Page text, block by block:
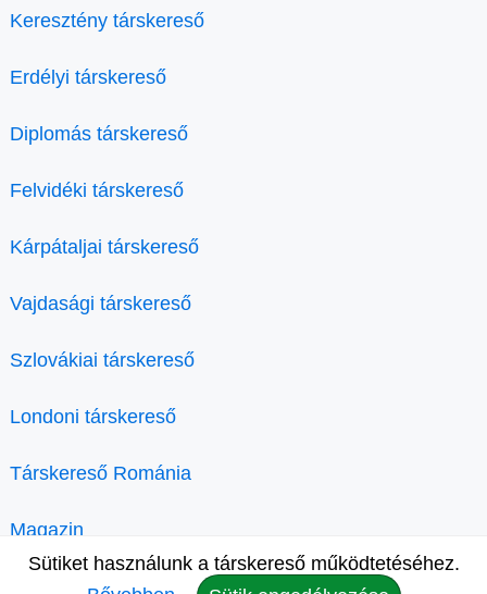
Keresztény társkereső
Erdélyi társkereső
Diplomás társkereső
Felvidéki társkereső
Kárpátaljai társkereső
Vajdasági társkereső
Szlovákiai társkereső
Londoni társkereső
Társkereső Románia
Magazin
Sütiket használunk a társkereső működtetéséhez.